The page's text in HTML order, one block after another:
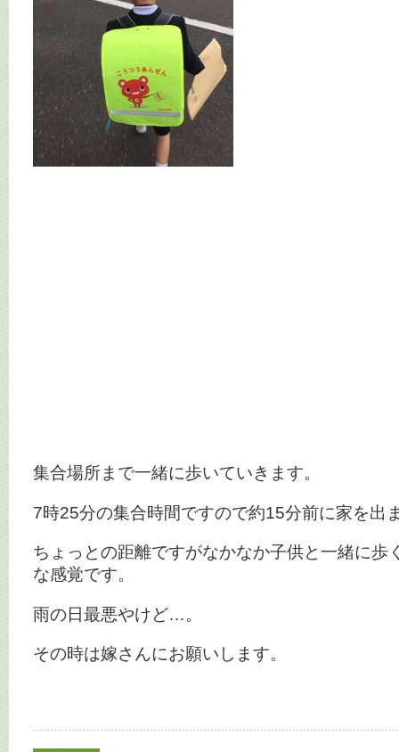
集合場所まで一緒に歩いていきます。
7時25分の集合時間ですので約15分前に家を出
ちょっとの距離ですがなかなか子供と一緒に歩
な感覚です。
雨の日最悪やけど…。
その時は嫁さんにお願いします。